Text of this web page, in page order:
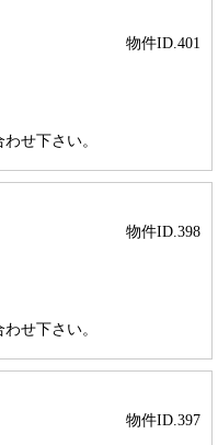
物件ID.401
せ下さい。
物件ID.398
せ下さい。
物件ID.397